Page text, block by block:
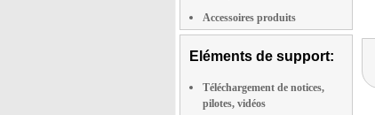
Accessoires produits
Eléments de support:
Téléchargement de notices,
pilotes, vidéos